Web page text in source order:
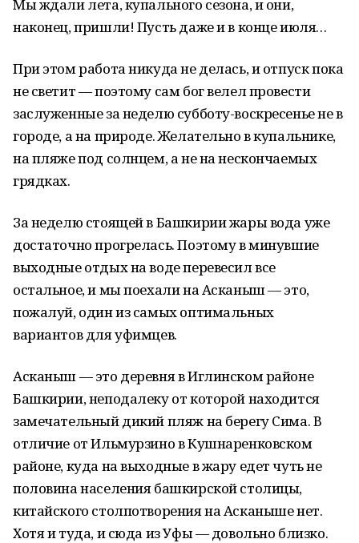
Мы ждали лета, купального сезона, и они,
наконец, пришли! Пусть даже и в конце июля…
При этом работа никуда не делась, и отпуск пока
не светит — поэтому сам бог велел провести
заслуженные за неделю субботу-воскресенье не в
городе, а на природе. Желательно в купальнике,
на пляже под солнцем, а не на нескончаемых
грядках.
За неделю стоящей в Башкирии жары вода уже
достаточно прогрелась. Поэтому в минувшие
выходные отдых на воде перевесил все
остальное, и мы поехали на Асканыш — это,
пожалуй, один из самых оптимальных
вариантов для уфимцев.
Асканыш — это деревня в Иглинском районе
Башкирии, неподалеку от которой находится
замечательный дикий пляж на берегу Сима. В
отличие от Ильмурзино в Кушнаренковском
районе, куда на выходные в жару едет чуть не
половина населения башкирской столицы,
китайского столпотворения на Асканыше нет.
Хотя и туда, и сюда из Уфы — довольно близко.